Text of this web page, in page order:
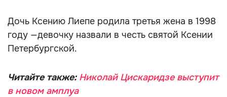
Дочь Ксению Лиепе родила третья жена в 1998
году —девочку назвали в честь святой Ксении
Петербургской.
Читайте также: Николай Цискаридзе выступит
в новом амплуа